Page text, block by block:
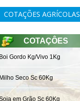
COTAÇÕES AGRÍCOLAS